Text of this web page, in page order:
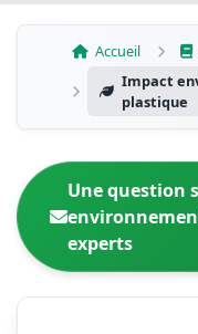
Aller
au
Accueil
Impact
plastique
Une question
experts